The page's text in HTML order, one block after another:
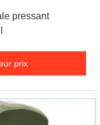
pressant
prix